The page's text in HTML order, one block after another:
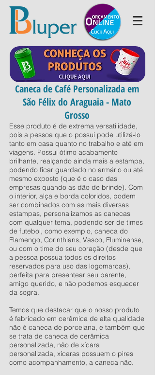
Caneca de Café Personalizada em
São Félix do Araguaia - Mato
Grosso
Esse produto é de extrema versatilidade,
pois a pessoa que o possui pode utilizá-lo
tanto em casa quanto no trabalho e até em
viagens. Possui ótimo acabamento
brilhante, realçando ainda mais a estampa,
podendo ficar guardado no armário ou até
mesmo exposto (que é o caso das
empresas quando as dão de brinde). Com
o interior, alça e borda coloridos, podem
ser combinados com as mais diversas
estampas, personalizamos as canecas
com qualquer tema, podendo ser de times
de futebol, como exemplo, caneca do
Flamengo, Corinthians, Vasco, Fluminense,
ou com o time do seu coração (desde que
a pessoa possua todos os direitos
reservados para uso das logomarcas),
perfeita para presentear seu parente,
amigo querido, e não podemos esquecer
da sogra.
Temos que destacar que o nosso produto
é fabricado em cerâmica de alta qualidade
não é caneca de porcelana, e também que
se trata de caneca de cerâmica
personalizada, não de xícara
personalizada, xícaras possuem o pires
como acompanhamento, a caneca não.